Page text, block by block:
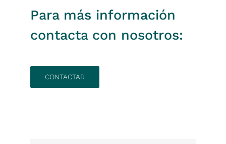
Para más información
contacta con nosotros:
CONTACTAR